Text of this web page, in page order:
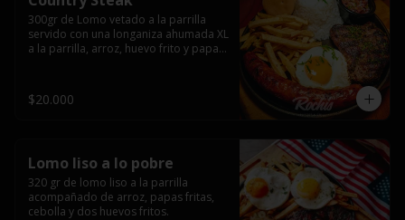
300gr de Lomo vetado a la parrilla
servido con una longaniza ahumada XL
a la parrilla, arroz, huevo frito y papas
$20.000
Lomo liso a lo pobre
320 gr de lomo liso a la parrilla
acompañado de arroz, papas fritas,
cebolla y dos huevos fritos.